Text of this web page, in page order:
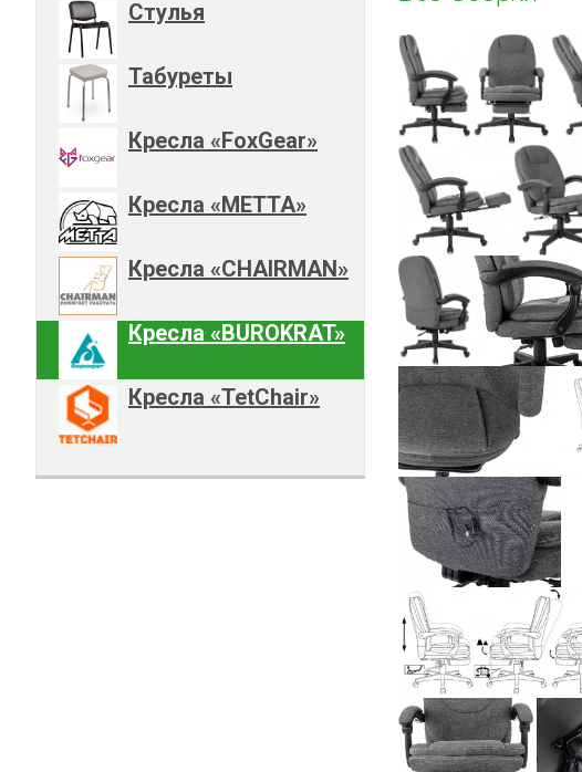
Стулья
Табуреты
Кресла «FoxGear»
Кресла «METTA»
Кресла «CHAIRMAN»
Кресла «BUROKRAT»
Кресла «TetChair»